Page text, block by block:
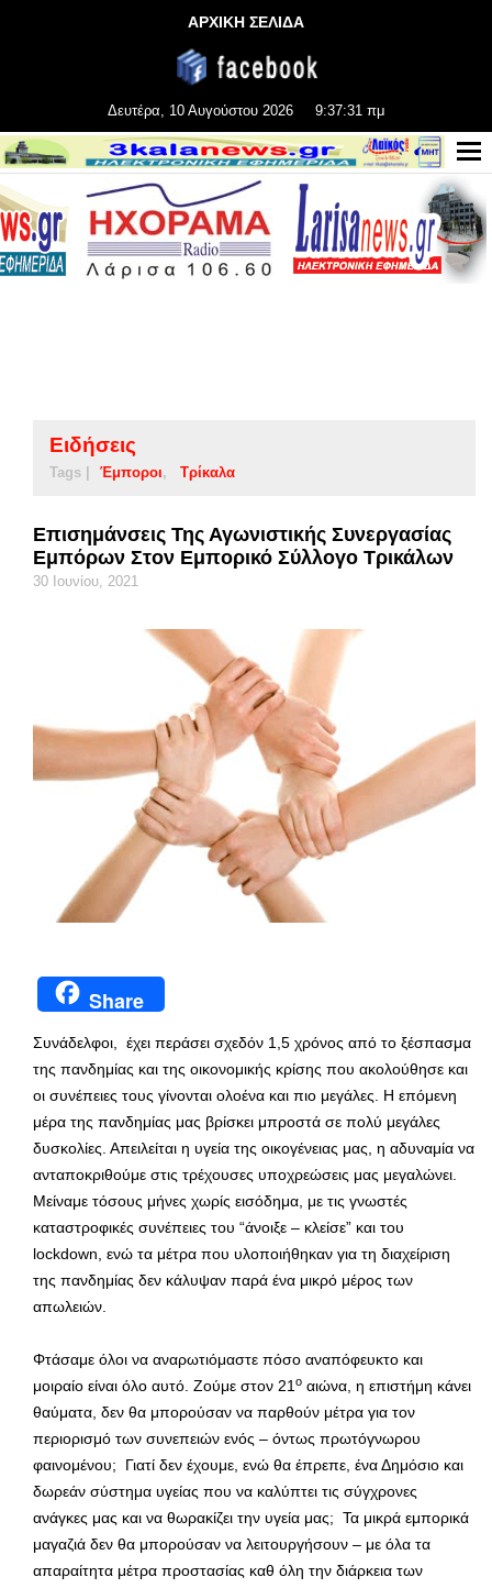
ΑΡΧΙΚΗ ΣΕΛΙΔΑ
Δευτέρα, 10 Αυγούστου 2026 9:37:32 πμ
Ειδήσεις
Tags | Έμποροι Τρίκαλα
Επισημάνσεις Της Αγωνιστικής Συνεργασίας
Εμπόρων Στον Εμπορικό Σύλλογο Τρικάλων
30 Ιουνίου, 2021
Share
Συνάδελφοι, έχει περάσει σχεδόν 1,5 χρόνος από το ξέσπασμα
της πανδημίας και της οικονομικής κρίσης που ακολούθησε και
οι συνέπειες τους γίνονται ολοένα και πιο μεγάλες. Η επόμενη
μέρα της πανδημίας μας βρίσκει μπροστά σε πολύ μεγάλες
δυσκολίες. Απειλείται η υγεία της οικογένειας μας, η αδυναμία να
ανταποκριθούμε στις τρέχουσες υποχρεώσεις μας μεγαλώνει.
Μείναμε τόσους μήνες χωρίς εισόδημα, με τις γνωστές
καταστροφικές συνέπειες του “άνοιξε – κλείσε” και του
lockdown, ενώ τα μέτρα που υλοποιήθηκαν για τη διαχείριση
της πανδημίας δεν κάλυψαν παρά ένα μικρό μέρος των
απωλειών.
Φτάσαμε όλοι να αναρωτιόμαστε πόσο αναπόφευκτο και
μοιραίο είναι όλο αυτό. Ζούμε στον 21 ο αιώνα, η επιστήμη κάνει
θαύματα, δεν θα μπορούσαν να παρθούν μέτρα για τον
περιορισμό των συνεπειών ενός – όντως πρωτόγνωρου
φαινομένου; Γιατί δεν έχουμε, ενώ θα έπρεπε, ένα Δημόσιο και
δωρεάν σύστημα υγείας που να καλύπτει τις σύγχρονες
ανάγκες μας και να θωρακίζει την υγεία μας; Τα μικρά εμπορικά
μαγαζιά δεν θα μπορούσαν να λειτουργήσουν – με όλα τα
απαραίτητα μέτρα προστασίας καθ όλη την διάρκεια των